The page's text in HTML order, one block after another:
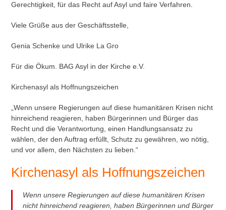
Gerechtigkeit, für das Recht auf Asyl und faire Verfahren.
Viele Grüße aus der Geschäftsstelle,
Genia Schenke und Ulrike La Gro
Für die Ökum. BAG Asyl in der Kirche e.V.
Kirchenasyl als Hoffnungszeichen
„Wenn unsere Regierungen auf diese humanitären Krisen nicht
hinreichend reagieren, haben Bürgerinnen und Bürger das
Recht und die Verantwortung, einen Handlungsansatz zu
wählen, der den Auftrag erfüllt, Schutz zu gewähren, wo nötig,
und vor allem, den Nächsten zu lieben.“
Kirchenasyl als Hoffnungszeichen
Wenn unsere Regierungen auf diese humanitären Krisen
nicht hinreichend reagieren, haben Bürgerinnen und Bürger